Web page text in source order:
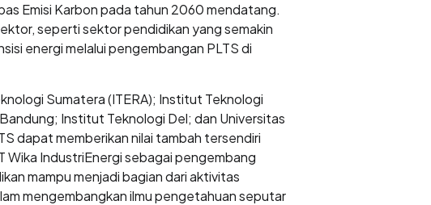
Emisi Karbon pada tahun 2060 mendatang.
seperti sektor pendidikan yang semakin
energi melalui pengembangan PLTS di
Sumatera (ITERA); Institut Teknologi
Institut Teknologi Del; dan Universitas
dapat memberikan nilai tambah tersendiri
Wika IndustriEnergi sebagai pengembang
mampu menjadi bagian dari aktivitas
mengembangkan ilmu pengetahuan seputar